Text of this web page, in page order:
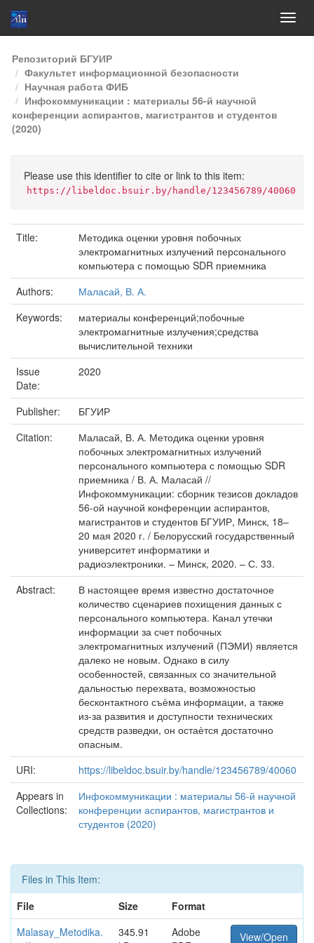
Skip
navigation
Репозиторий БГУИР
Факультет информационной безопасности
Научная работа ФИБ
Инфокоммуникации : материалы 56-й научной
конференции аспирантов, магистрантов и студентов
(2020)
Please use this identifier to cite or link to this item:
https://libeldoc.bsuir.by/handle/123456789/40060
Title:
Методика оценки уровня побочных
электромагнитных излучений персонального
компьютера с помощью SDR приемника
Authors:
Маласай, В. А.
Keywords:
материалы конференций;побочные
электромагнитные излучения;средства
вычислительной техники
Issue
Date:
2020
Publisher:
БГУИР
Citation:
Маласай, В. А. Методика оценки уровня
побочных электромагнитных излучений
персонального компьютера с помощью SDR
приемника / В. А. Маласай //
Инфокоммуникации: сборник тезисов докладов
56-ой научной конференции аспирантов,
магистрантов и студентов БГУИР, Минск, 18–
20 мая 2020 г. / Белорусский государственный
университет информатики и
радиоэлектроники. – Минск, 2020. – С. 33.
Abstract:
В настоящее время известно достаточное
количество сценариев похищения данных с
персонального компьютера. Канал утечки
информации за счет побочных
электромагнитных излучений (ПЭМИ) является
далеко не новым. Однако в силу
особенностей, связанных со значительной
дальностью перехвата, возможностью
бесконтактного съѐма информации, а также
из-за развития и доступности технических
средств разведки, он остаѐтся достаточно
опасным.
URI:
https://libeldoc.bsuir.by/handle/123456789/40060
Appears in
Collections:
Инфокоммуникации : материалы 56-й научной
конференции аспирантов, магистрантов и
студентов (2020)
Files in This Item:
File
Size
Format
Malasay_Metodika.
345.91
Adobe
View/Open